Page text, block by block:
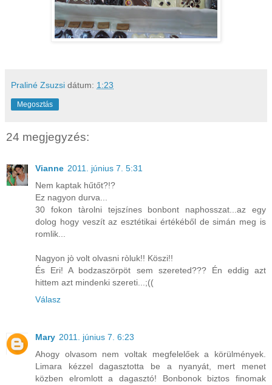
Praliné Zsuzsi dátum: 1:23
Megosztás
24 megjegyzés:
Vianne 2011. június 7. 5:31
Nem kaptak hűtőt?!?
Ez nagyon durva...
30 fokon tàrolni tejszínes bonbont naphosszat...az egy
dolog hogy veszít az esztétikai értékéből de simán meg is
romlik...
Nagyon jò volt olvasni ròluk!! Köszi!!
És Eri! A bodzaszörpöt sem szereted??? Én eddig azt
hittem azt mindenki szereti...;((
Válasz
Mary 2011. június 7. 6:23
Ahogy olvasom nem voltak megfelelőek a körülmények.
Limara kézzel dagasztotta be a nyanyát, mert menet
közben elromlott a dagasztó! Bonbonok biztos finomak